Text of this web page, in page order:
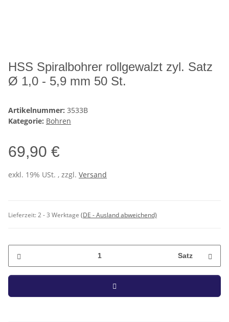
HSS Spiralbohrer rollgewalzt zyl. Satz
Ø 1,0 - 5,9 mm 50 St.
Artikelnummer: 3533B
Kategorie: Bohren
69,90 €
exkl. 19% USt. , zzgl. Versand
Lieferzeit:2 - 3 Werktage (DE - Ausland abweichend)
Satz